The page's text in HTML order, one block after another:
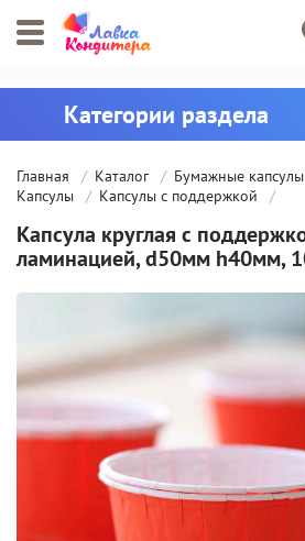
Главная Каталог
Бумажные
Капсулы
Капсулы с поддержкой
Капсула круглая с
ламинацией, d50мм h40мм,